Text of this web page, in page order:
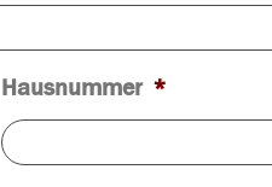
Hausnummer *